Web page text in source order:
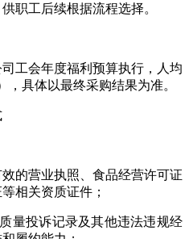
职工后续根据流程选择。
工会年度福利预算执行，人均
，具体以最终采购结果为准。
的营业执照、食品经营许可证
相关资质证件；
量投诉记录及其他违法违规经